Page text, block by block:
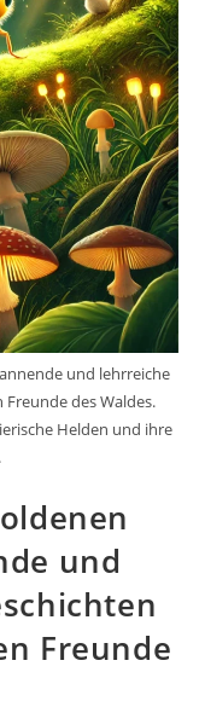
und lehrreiche
des Waldes.
Helden und ihre
und
Freunde